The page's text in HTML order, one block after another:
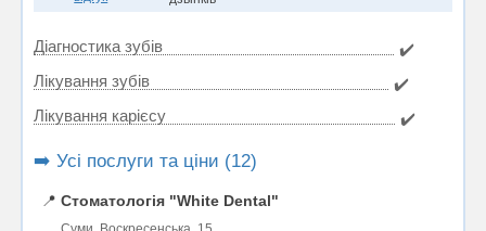
Діагностика зубів
✔️
Лікування зубів
✔️
Лікування карієсу
✔️
➡️ Усі послуги та ціни (12)
📍 Стоматологія "White Dental"